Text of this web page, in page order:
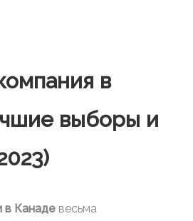
в
выборы и
в Канаде весьма